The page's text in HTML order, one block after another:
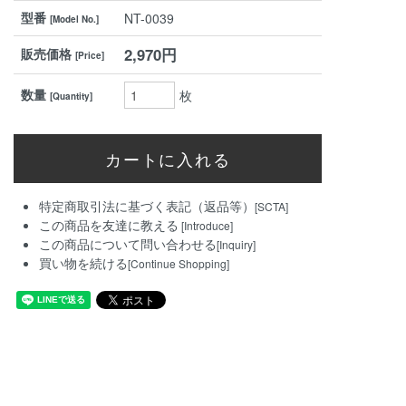
型番[Model No.]
NT-0039
販売価格[Price] 2,970円
数量[Quantity] 枚
特定商取引法に基づく表記（返品等）[SCTA]
この商品を友達に教える [Introduce]
この商品について問い合わせる[Inquiry]
買い物を続ける[Continue Shopping]